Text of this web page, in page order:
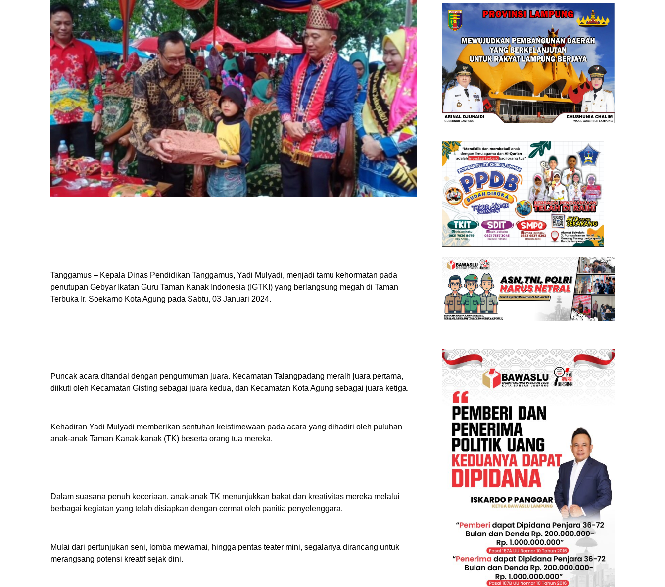
Tanggamus – Kepala Dinas Pendidikan Tanggamus, Yadi Mulyadi, menjadi tamu kehormatan pada
penutupan Gebyar Ikatan Guru Taman Kanak Indonesia (IGTKI) yang berlangsung megah di Taman
Terbuka Ir. Soekarno Kota Agung pada Sabtu, 03 Januari 2024.
Puncak acara ditandai dengan pengumuman juara. Kecamatan Talangpadang meraih juara pertama,
diikuti oleh Kecamatan Gisting sebagai juara kedua, dan Kecamatan Kota Agung sebagai juara ketiga.
Kehadiran Yadi Mulyadi memberikan sentuhan keistimewaan pada acara yang dihadiri oleh puluhan
anak-anak Taman Kanak-kanak (TK) beserta orang tua mereka.
Dalam suasana penuh keceriaan, anak-anak TK menunjukkan bakat dan kreativitas mereka melalui
berbagai kegiatan yang telah disiapkan dengan cermat oleh panitia penyelenggara.
Mulai dari pertunjukan seni, lomba mewarnai, hingga pentas teater mini, segalanya dirancang untuk
merangsang potensi kreatif sejak dini.